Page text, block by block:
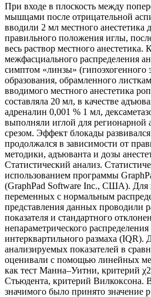
При входе в плоскость между
мышцами после отрицательной
вводили 2 мл местного анестетика
правильного положения иглы,
весь раствор местного
межфасциального распределения
симптом «линзы» (гипоэхогенного
образования, обрамленного
вводимого местного анестетика
составляла 20 мл, в качестве
адреналин 0,001 % 1 мл,
выполняли иглой для регионарной
срезом. Эффект блокады
продолжался в зависимости от
методики, адъюванта и дозы
Статистический анализ.
использованием программы
(GraphPad Software Inc., США). Для
переменных с нормальным
представления данных проводили
показателя и стандартного
непараметрического
интерквартильного размаха (IQR).
анализируемых показателей в
оценивали с помощью линейных
как тест Манна–Уитни, критерий
Стьюдента, критерий Вилкоксона. В
значимого было принято значение